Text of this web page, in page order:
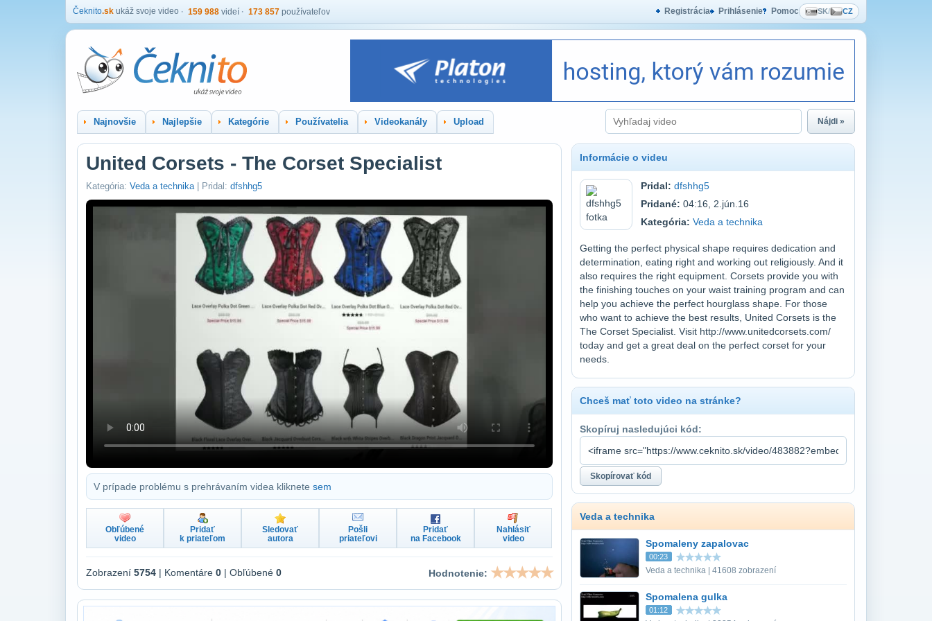
Čeknito.sk ukáž svoje video 159 988 videí 173 857 používateľov Registrácia Prihlásenie Pomoc SK/ CZ
Najnovšie Najlepšie Kategórie Používatelia Videokanály Upload Nájdi »
United Corsets - The Corset Specialist
Kategória: Veda a technika| Pridal: dfshhg5
V prípade problému s prehrávaním videa kliknete sem
Obľúbené
video
Pridať
k priateľom
Sledovať
autora
Pošli
priateľovi
Pridať
na Facebook
Nahlásiť
video
Zobrazení 5754 | Komentáre 0 | Obľúbené 0 Hodnotenie:
Informácie o videu
Pridal: dfshhg5
Pridané: 04:16, 2.jún.16
Kategória: Veda a technika
Getting the perfect physical shape requires dedication and
determination, eating right and working out religiously. And it
also requires the right equipment. Corsets provide you with
the finishing touches on your waist training program and can
help you achieve the perfect hourglass shape. For those
who want to achieve the best results, United Corsets is the
The Corset Specialist. Visit http://www.unitedcorsets.com/
today and get a great deal on the perfect corset for your
needs.
Chceš mať toto video na stránke?
Skopíruj nasledujúci kód:
Veda a technika
Spomaleny zapalovac
00:23
Veda a technika | 41608 zobrazení
Spomalena gulka
01:12